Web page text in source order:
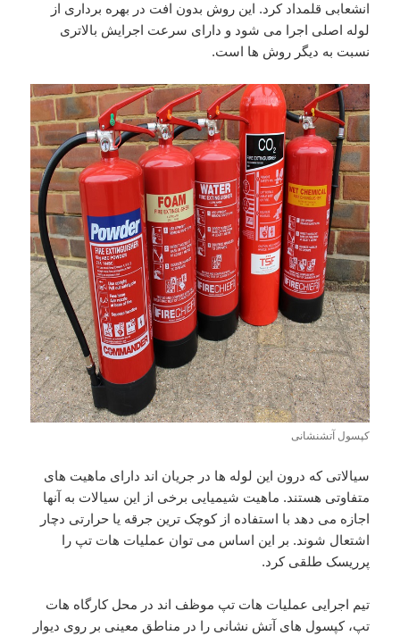
انشعابی قلمداد کرد. این روش بدون افت در بهره برداری از
لوله اصلی اجرا می شود و دارای سرعت اجرایش بالاتری
نسبت به دیگر روش ها است.
کپسول آتشنشانی
سیالاتی که درون این لوله ها در جریان اند دارای ماهیت های
متفاوتی هستند. ماهیت شیمیایی برخی از این سیالات به آنها
اجازه می دهد با استفاده از کوچک ترین جرقه یا حرارتی دچار
اشتعال شوند. بر این اساس می توان عملیات هات تپ را
پرریسک طلقی کرد.
تیم اجرایی عملیات هات تپ موظف اند در محل کارگاه هات
تپ، کپسول های آتش نشانی را در مناطق معینی بر روی دیوار